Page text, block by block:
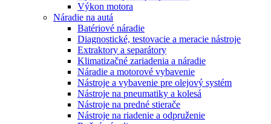
Výkon motora
Náradie na autá
Batériové náradie
Diagnostické, testovacie a meracie nástroje
Extraktory a separátory
Klimatizačné zariadenia a náradie
Náradie a motorové vybavenie
Nástroje a vybavenie pre olejový systém
Nástroje na pneumatiky a kolesá
Nástroje na predné stierače
Nástroje na riadenie a odpruženie